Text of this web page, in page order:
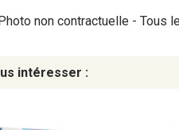
non contractuelle - Tous
intéresser :